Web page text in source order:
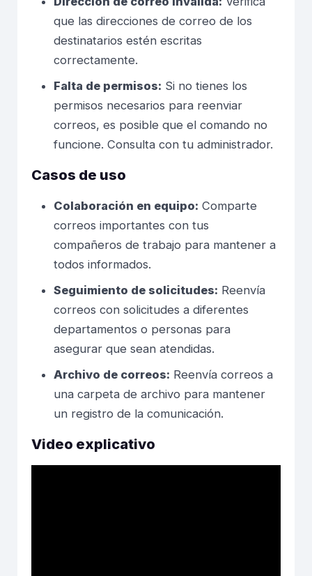
que las direcciones de correo de los
destinatarios estén escritas
correctamente.
Falta de permisos: Si no tienes los
permisos necesarios para reenviar
correos, es posible que el comando no
funcione. Consulta con tu administrador.
Casos de uso
Colaboración en equipo: Comparte
correos importantes con tus
compañeros de trabajo para mantener a
todos informados.
Seguimiento de solicitudes: Reenvía
correos con solicitudes a diferentes
departamentos o personas para
asegurar que sean atendidas.
Archivo de correos: Reenvía correos a
una carpeta de archivo para mantener
un registro de la comunicación.
Video explicativo